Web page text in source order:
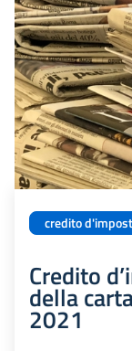
credito
Credito
della
2021